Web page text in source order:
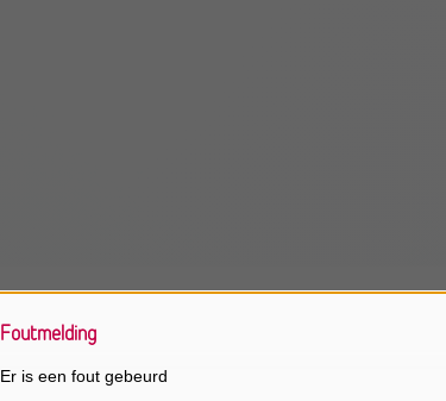
Foutmelding
Er is een fout gebeurd